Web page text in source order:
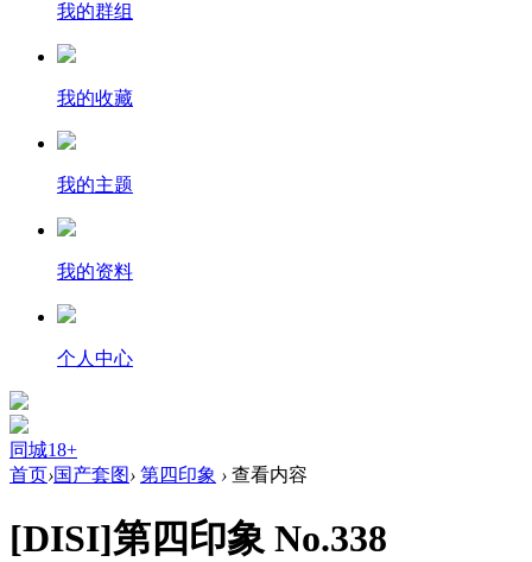
我的群组
我的收藏
我的主题
我的资料
个人中心
同城18+
首页›国产套图› 第四印象 › 查看内容
[DISI]第四印象 No.338